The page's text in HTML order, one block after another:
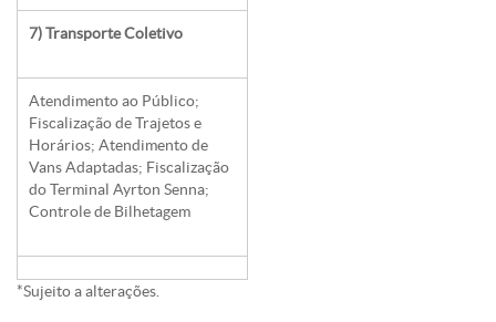
7) Transporte Coletivo
Atendimento ao Público;
Fiscalização de Trajetos e
Horários; Atendimento de
Vans Adaptadas; Fiscalização
do Terminal Ayrton Senna;
Controle de Bilhetagem
*Sujeito a alterações.